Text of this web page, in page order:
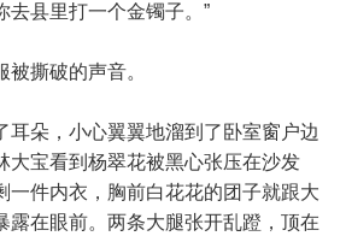
去县里打一个金镯子。”
撕破的声音。
朵，小心翼翼地溜到了卧室窗户边
大宝看到杨翠花被黑心张压在沙发
一件内衣，胸前白花花的团子就跟大
露在眼前。两条大腿张开乱蹬，顶在